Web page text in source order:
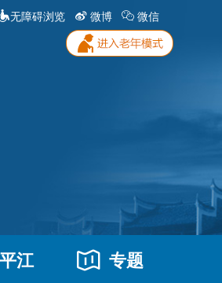
无障碍浏览 微博 微信
江 专题